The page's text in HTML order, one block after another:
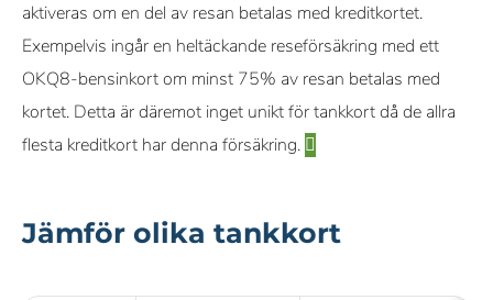
aktiveras om en del av resan betalas med kreditkortet.
Exempelvis ingår en heltäckande reseförsäkring med ett
OKQ8-bensinkort om minst 75% av resan betalas med
kortet. Detta är däremot inget unikt för tankkort då de allra
flesta kreditkort har denna försäkring.
Jämför olika tankkort